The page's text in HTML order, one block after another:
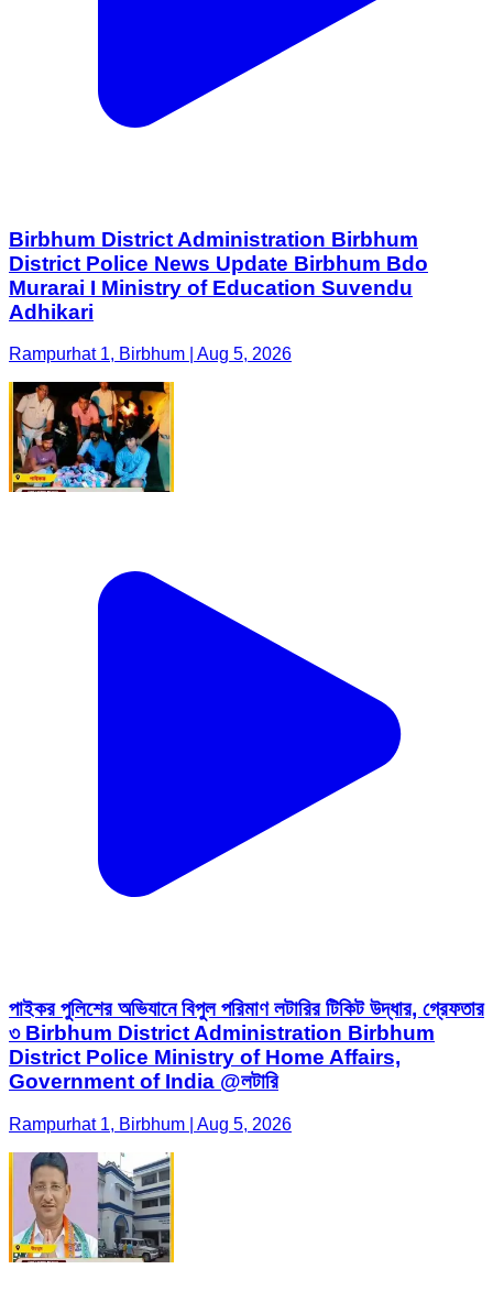
Birbhum District Administration Birbhum
District Police News Update Birbhum Bdo
Murarai I Ministry of Education Suvendu
Adhikari
Rampurhat 1, Birbhum | Aug 5, 2026
পাইকর পুলিশের অভিযানে বিপুল পরিমাণ লটারির টিকিট উদ্ধার, গ্রেফতার
৩ Birbhum District Administration Birbhum
District Police Ministry of Home Affairs,
Government of India @লটারি
Rampurhat 1, Birbhum | Aug 5, 2026